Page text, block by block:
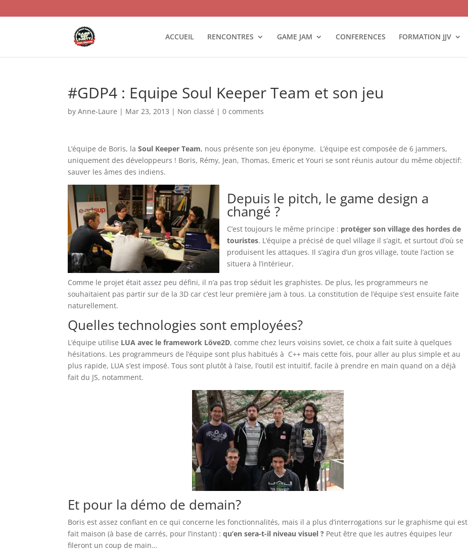
ACCUEIL RENCONTRES GAME JAM CONFERENCES FORMATION JJV
#GDP4 : Equipe Soul Keeper Team et son jeu
byAnne-Laure | Mar 23, 2013 | Non classé |0 comments
L’équipe de Boris, laSoul Keeper Team, nous présente son jeu éponyme. L’équipe est composée de 6 jammers,
uniquement des développeurs ! Boris, Rémy, Jean, Thomas, Emeric et Youri se sont réunis autour du même objectif:
sauver les âmes des indiens.
Depuis le pitch, le game design a
changé ?
C’est toujours le même principe : protéger son village des hordes de
touristes. L’équipe a précisé de quel village il s’agit, et surtout d’où se
produisent les attaques. Il s’agira d’un gros village, toute l’action se
situera à l’intérieur.
Comme le projet était assez peu défini, il n’a pas trop séduit les graphistes. De plus, les programmeurs ne
souhaitaient pas partir sur de la 3D car c’est leur première jam à tous. La constitution de l’équipe s’est ensuite faite
naturellement.
Quelles technologies sont employées?
L’équipe utilise LUA avec le framework Löve2D, comme chez leurs voisins soviet, ce choix a fait suite à quelques
hésitations. Les programmeurs de l’équipe sont plus habitués à C++ mais cette fois, pour aller au plus simple et au
plus rapide, LUA s’est imposé. Tous sont plutôt à l’aise, l’outil est intuitif, facile à prendre en main quand on a déjà
fait du JS, notamment.
Et pour la démo de demain?
Boris est assez confiant en ce qui concerne les fonctionnalités, mais il a plus d’interrogations sur le graphisme qui est
fait maison (à base de carrés, pour l’instant) :qu’en sera-t-il niveau visuel ? Peut être que les autres équipes leur
fileront un coup de main…